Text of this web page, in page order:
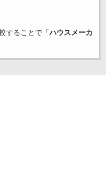
することで「ハウスメーカ